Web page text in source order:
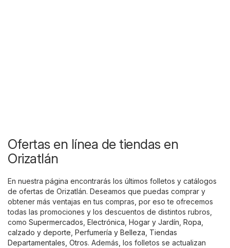
Ofertas en línea de tiendas en
Orizatlán
En nuestra página encontrarás los últimos folletos y catálogos
de ofertas de Orizatlán. Deseamos que puedas comprar y
obtener más ventajas en tus compras, por eso te ofrecemos
todas las promociones y los descuentos de distintos rubros,
como Supermercados Electrónica Hogar y Jardín Ropa,
calzado y deporte Perfumería y Belleza Tiendas
Departamentales Otros. Además, los folletos se actualizan